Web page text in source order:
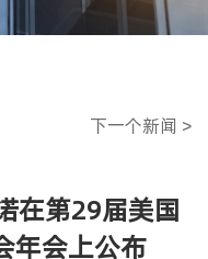
下一个新闻 >
在第29届美国
年会上公布